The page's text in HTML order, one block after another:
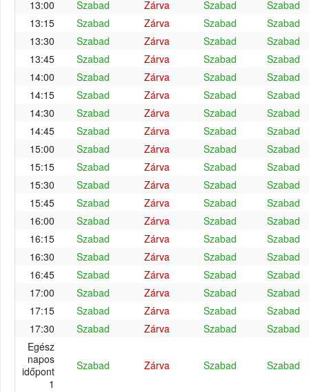
13:00
Szabad Zárva Szabad
Szabad
13:15
Szabad Zárva Szabad
Szabad
13:30
Szabad Zárva Szabad
Szabad
13:45
Szabad Zárva Szabad
Szabad
14:00
Szabad Zárva Szabad
Szabad
14:15
Szabad Zárva Szabad
Szabad
14:30
Szabad Zárva Szabad
Szabad
14:45
Szabad Zárva Szabad
Szabad
15:00
Szabad Zárva Szabad
Szabad
15:15
Szabad Zárva Szabad
Szabad
15:30
Szabad Zárva Szabad
Szabad
15:45
Szabad Zárva Szabad
Szabad
16:00
Szabad Zárva Szabad
Szabad
16:15
Szabad Zárva Szabad
Szabad
16:30
Szabad Zárva Szabad
Szabad
16:45
Szabad Zárva Szabad
Szabad
17:00
Szabad Zárva Szabad
Szabad
17:15
Szabad Zárva Szabad
Szabad
17:30
Szabad Zárva Szabad
Szabad
Egész
napos
időpont
1
Szabad Zárva Szabad Szabad